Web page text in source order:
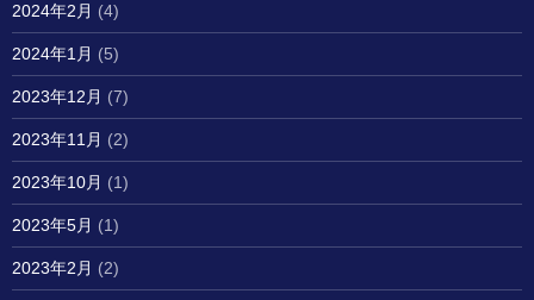
2024年2月 (4)
2024年1月 (5)
2023年12月 (7)
2023年11月 (2)
2023年10月 (1)
2023年5月 (1)
2023年2月 (2)